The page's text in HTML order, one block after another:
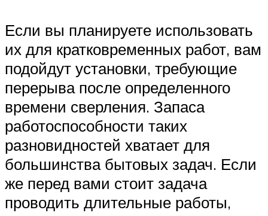
Если вы планируете использовать
их для кратковременных работ, вам
подойдут установки, требующие
перерыва после определенного
времени сверления. Запаса
работоспособности таких
разновидностей хватает для
большинства бытовых задач. Если
же перед вами стоит задача
проводить длительные работы,